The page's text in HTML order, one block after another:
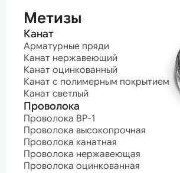
Метизы
Канат
Арматурные пряди
Канат нержавеющий
Канат оцинкованный
Канат с полимерным покрытием
Канат светлый
Проволока
Проволока ВР-1
Проволока высокопрочная
Проволока канатная
Проволока нержавеющая
Проволока оцинкованная